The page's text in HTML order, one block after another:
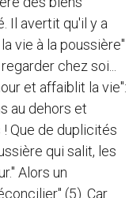
Il avertit qu'il y a
vie à la poussière"
chez soi...
et affaiblit la vie":
au dehors et
Que de duplicités
qui salit, les
Alors un
(5). Car